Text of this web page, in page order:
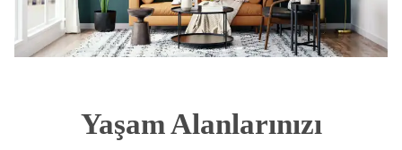
Yaşam Alanlarınızı